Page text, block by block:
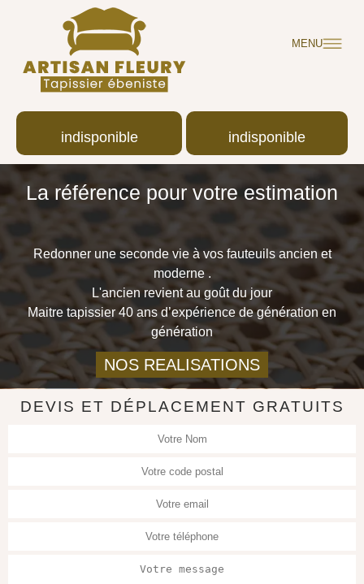
MENU
indisponible indisponible
La référence pour votre estimation
Redonner une seconde vie à vos fauteuils ancien et
moderne .
L'ancien revient au goût du jour
Maitre tapissier 40 ans d’expérience de génération en
génération
NOS REALISATIONS
DEVIS ET DÉPLACEMENT GRATUITS